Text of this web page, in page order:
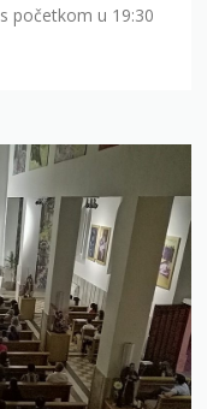
početkom u 19:30